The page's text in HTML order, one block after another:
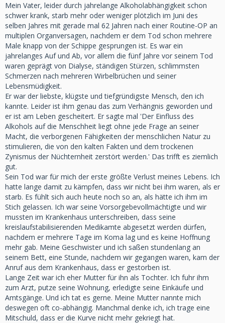
Mein Vater, leider durch jahrelange Alkoholabhängigkeit schon
schwer krank, starb mehr oder weniger plötzlich im Juni des
selben Jahres mit gerade mal 62 Jahren nach einer Routine-OP an
multiplen Organversagen, nachdem er dem Tod schon mehrere
Male knapp von der Schippe gesprungen ist. Es war ein
jahrelanges Auf und Ab, vor allem die fünf Jahre vor seinem Tod
waren geprägt von Dialyse, ständigen Stürzen, schlimmsten
Schmerzen nach mehreren Wirbelbrüchen und seiner
Lebensmüdigkeit.
Er war der liebste, klügste und tiefgründigste Mensch, den ich
kannte. Leider ist ihm genau das zum Verhängnis geworden und
er ist am Leben gescheitert. Er sagte mal 'Der Einfluss des
Alkohols auf die Menschheit liegt ohne jede Frage an seiner
Macht, die verborgenen Fähigkeiten der menschlichen Natur zu
stimulieren, die von den kalten Fakten und dem trockenen
Zynismus der Nüchternheit zerstört werden.' Das trifft es ziemlich
gut.
Sein Tod war für mich der erste größte Verlust meines Lebens. Ich
hatte lange damit zu kämpfen, dass wir nicht bei ihm waren, als er
starb. Es fühlt sich auch heute noch so an, als hätte ich ihm im
Stich gelassen. Ich war seine Vorsorgebevollmächtigte und wir
mussten im Krankenhaus unterschreiben, dass seine
kreislaufstabilisierenden Medikamte abgesetzt werden dürfen,
nachdem er mehrere Tage im Koma lag und es keine Hoffnung
mehr gab. Meine Geschwister und ich saßen stundenlang an
seinem Bett, eine Stunde, nachdem wir gegangen waren, kam der
Anruf aus dem Krankenhaus, dass er gestorben ist.
Lange Zeit war ich eher Mutter für ihn als Tochter. Ich fuhr ihm
zum Arzt, putze seine Wohnung, erledigte seine Einkäufe und
Amtsgänge. Und ich tat es gerne. Meine Mutter nannte mich
deswegen oft co-abhängig. Manchmal denke ich, ich trage eine
Mitschuld, dass er die Kurve nicht mehr gekriegt hat.